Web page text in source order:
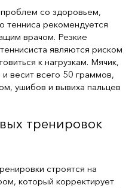
проблем со здоровьем,
рекомендуется
врачом. Резкие
являются риском
к нагрузкам. Мячик,
и весит всего 50 граммов,
ушибов и вывиха пальцев
тренировок
строятся на
который корректирует